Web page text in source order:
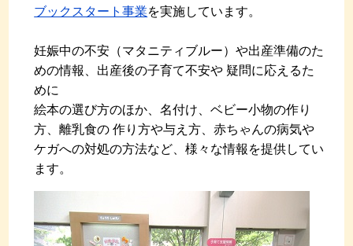
ブックスタート事業を実施しています。
妊娠中の不安（マタニティブルー）や出産準備のた
めの情報、出産後の子育て不安や 疑問に応えるた
めに
絵本の選び方のほか、名付け、ベビー小物の作り
方、離乳食の 作り方や与え方、赤ちゃんの病気や
ケガへの対処の方法など、様々な情報を提供してい
ます。